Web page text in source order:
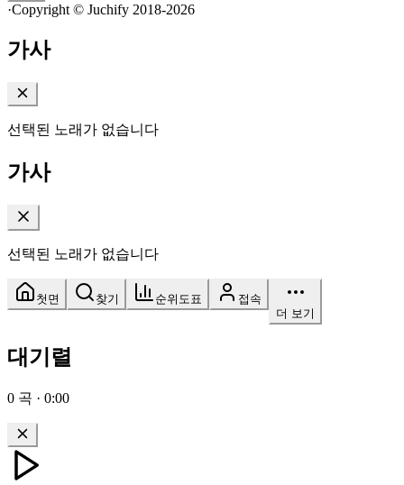
·Copyright © Juchify 2018-2026
가사
선택된 노래가 없습니다
가사
선택된 노래가 없습니다
첫면 찾기 순위도표
접속
더 보기
대기렬
0 곡 · 0:00